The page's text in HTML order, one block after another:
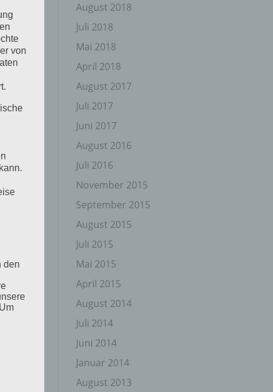
August 2018
Juli 2018
Mai 2018
April 2018
August 2017
Juli 2017
Juni 2017
August 2016
Juli 2016
November 2015
September 2015
August 2015
Juli 2015
Mai 2015
April 2015
August 2014
Juli 2014
Juni 2014
Januar 2014
August 2013
von
den